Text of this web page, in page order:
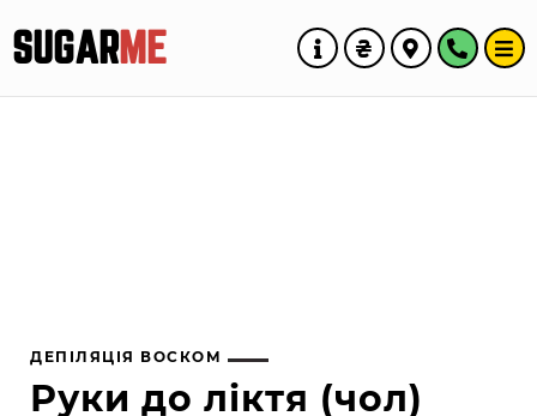
SUGARME
ДЕПІЛЯЦІЯ ВОСКОМ
Руки до ліктя (чол)